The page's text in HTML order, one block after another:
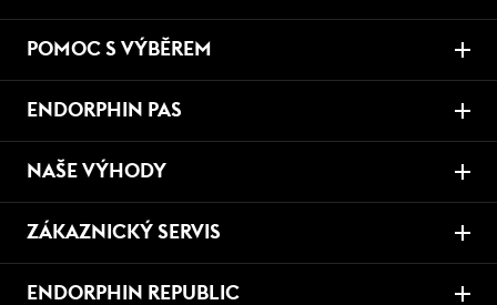
POMOC S VÝBĚREM
ENDORPHIN PAS
NAŠE VÝHODY
ZÁKAZNICKÝ SERVIS
ENDORPHIN REPUBLIC